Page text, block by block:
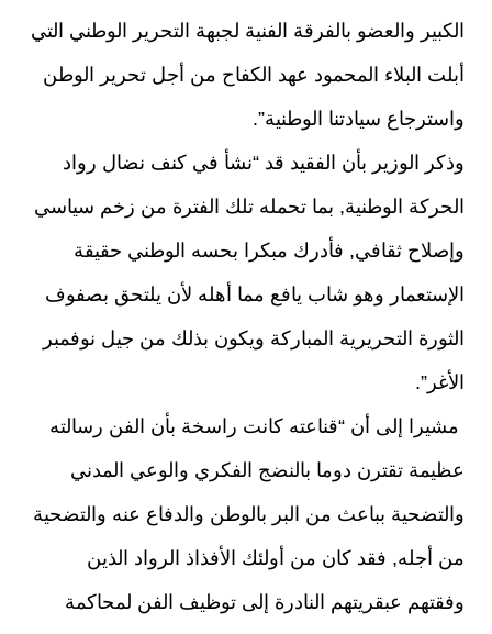
الكبير والعضو بالفرقة الفنية لجبهة التحرير الوطني التي
أبلت البلاء المحمود عهد الكفاح من أجل تحرير الوطن
واسترجاع سيادتنا الوطنية”.
وذكر الوزير بأن الفقيد قد “نشأ في كنف نضال رواد
الحركة الوطنية, بما تحمله تلك الفترة من زخم سياسي
وإصلاح ثقافي, فأدرك مبكرا بحسه الوطني حقيقة
الإستعمار وهو شاب يافع مما أهله لأن يلتحق بصفوف
الثورة التحريرية المباركة ويكون بذلك من جيل نوفمبر
الأغر”.
مشيرا إلى أن “قناعته كانت راسخة بأن الفن رسالته
عظيمة تقترن دوما بالنضج الفكري والوعي المدني
والتضحية بباعث من البر بالوطن والدفاع عنه والتضحية
من أجله, فقد كان من أولئك الأفذاذ الرواد الذين
وفقتهم عبقريتهم النادرة إلى توظيف الفن لمحاكمة